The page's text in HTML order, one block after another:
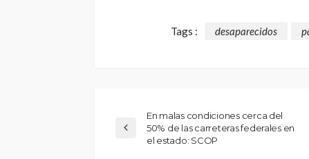
Tags : desaparecidos
En malas condiciones cerca del
50% de las carreteras federales en
el estado: SCOP